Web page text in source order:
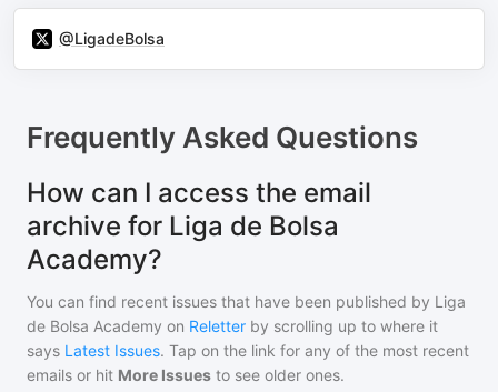
@LigadeBolsa
Frequently Asked Questions
How can I access the email
archive for Liga de Bolsa
Academy?
You can find recent issues that have been published by Liga
de Bolsa Academy on Reletter by scrolling up to where it
says Latest Issues. Tap on the link for any of the most recent
emails or hit More Issues to see older ones.